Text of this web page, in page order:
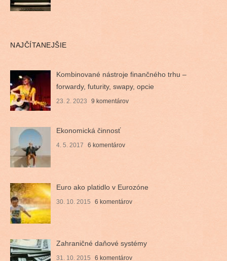
NAJČÍTANEJŠIE
Kombinované nástroje finančného trhu –
forwardy, futurity, swapy, opcie
23. 2. 2023 9 komentárov
Ekonomická činnosť
4. 5. 2017 6 komentárov
Euro ako platidlo v Eurozóne
30. 10. 2015 6 komentárov
Zahraničné daňové systémy
31. 10. 2015 6 komentárov